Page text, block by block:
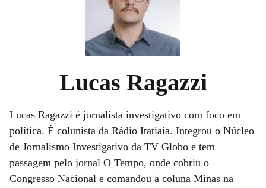
Lucas Ragazzi
Lucas Ragazzi é jornalista investigativo com foco em
política. É colunista da Rádio Itatiaia. Integrou o Núcleo
de Jornalismo Investigativo da TV Globo e tem
passagem pelo jornal O Tempo, onde cobriu o
Congresso Nacional e comandou a coluna Minas na